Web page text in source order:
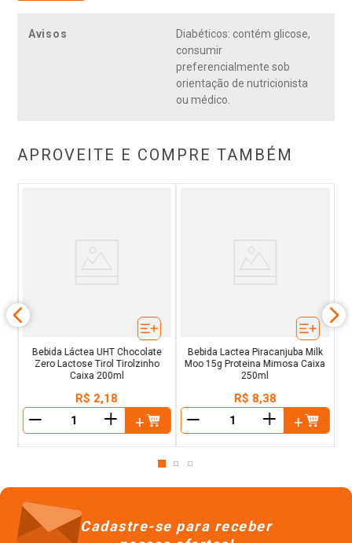
Avisos
Diabéticos: contém glicose,
consumir
preferencialmente sob
orientação de nutricionista
ou médico.
APROVEITE E COMPRE TAMBÉM
Bebida Láctea UHT Chocolate
Zero Lactose Tirol Tirolzinho
Caixa 200ml
R$ 2,18
＋
Bebida Lactea Piracanjuba Milk
Moo 15g Proteina Mimosa Caixa
250ml
R$ 8,38
＋
Cadastre-se para receber